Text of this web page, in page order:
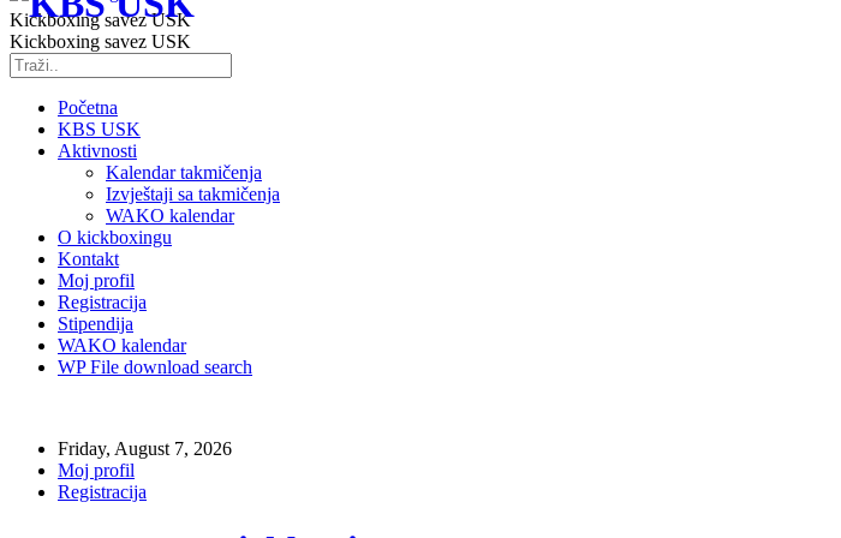
Kickboxing savez USK
Kickboxing savez USK
Početna
KBS USK
Aktivnosti
Kalendar takmičenja
Izvještaji sa takmičenja
WAKO kalendar
O kickboxingu
Kontakt
Moj profil
Registracija
Stipendija
WAKO kalendar
WP File download search
Friday, August 7, 2026
Moj profil
Registracija